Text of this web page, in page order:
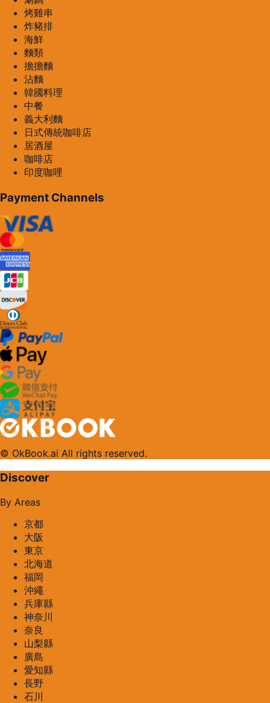
烤雞串
炸豬排
海鮮
麵類
擔擔麵
沾麵
韓國料理
中餐
義大利麵
日式傳統咖啡店
居酒屋
咖啡店
印度咖哩
Payment Channels
© OkBook.ai All rights reserved.
Discover
By Areas
京都
大阪
東京
北海道
福岡
沖繩
兵庫縣
神奈川
奈良
山梨縣
廣島
愛知縣
長野
石川